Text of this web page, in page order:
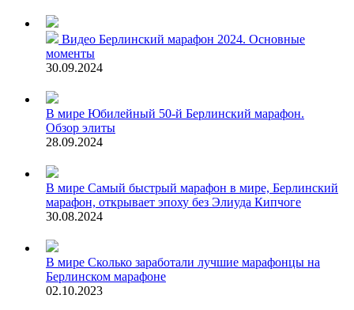
Видео Берлинский марафон 2024. Основные
моменты
30.09.2024
В мире Юбилейный 50-й Берлинский марафон.
Обзор элиты
28.09.2024
В мире Самый быстрый марафон в мире, Берлинский
марафон, открывает эпоху без Элиуда Кипчоге
30.08.2024
В мире Сколько заработали лучшие марафонцы на
Берлинском марафоне
02.10.2023